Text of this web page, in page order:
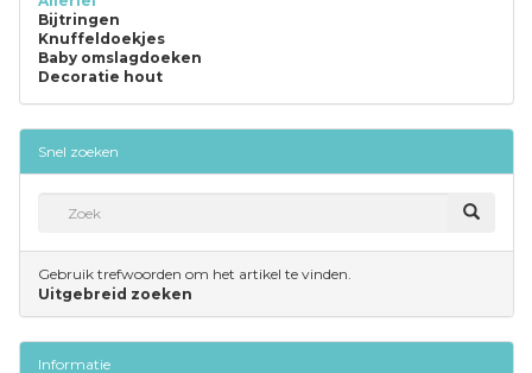
Bijtringen
Knuffeldoekjes
Baby omslagdoeken
Decoratie hout
Snel zoeken
Gebruik trefwoorden om het artikel te vinden.
Uitgebreid zoeken
Informatie